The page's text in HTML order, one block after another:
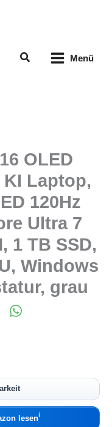
Suchen Menü
OLED
KI Laptop,
120Hz
Ultra 7
1 TB SSD,
Windows
grau
lesenℹ︎